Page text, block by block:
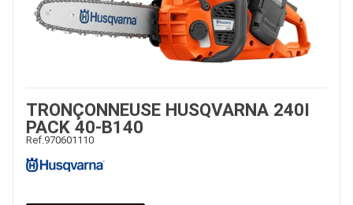
TRONÇONNEUSE HUSQVARNA 240I
PACK 40-B140
Ref. 970601110